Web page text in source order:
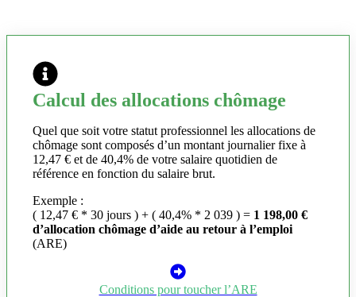
Calcul des allocations chômage
Quel que soit votre statut professionnel les allocations de
chômage sont composés d’un montant journalier fixe à
12,47 € et de 40,4% de votre salaire quotidien de
référence en fonction du salaire brut.
Exemple :
( 12,47 € * 30 jours ) + ( 40,4% * 2 039 ) = 1 198,00 €
d’allocation chômage d’aide au retour à l’emploi
(ARE)
Conditions pour toucher l’ARE